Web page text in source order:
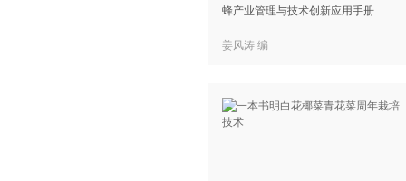
蜂产业管理与技术创新应用手册
姜风涛 编